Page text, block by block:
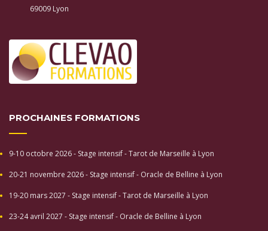
69009 Lyon
PROCHAINES FORMATIONS
9-10 octobre 2026 - Stage intensif - Tarot de Marseille à Lyon
20-21 novembre 2026 - Stage intensif - Oracle de Belline à Lyon
19-20 mars 2027 - Stage intensif - Tarot de Marseille à Lyon
23-24 avril 2027 - Stage intensif - Oracle de Belline à Lyon